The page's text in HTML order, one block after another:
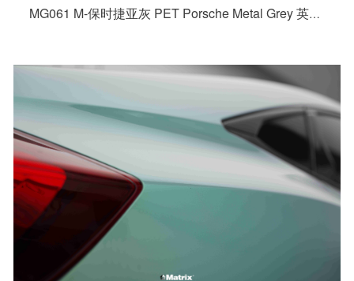
MG061 M-保时捷亚灰 PET Porsche Metal Grey 英菲尼迪 Q50